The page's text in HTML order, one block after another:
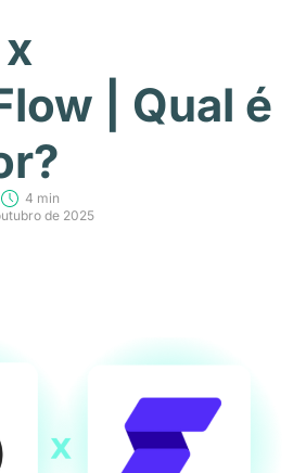
| Qual é
4 min
de 2025